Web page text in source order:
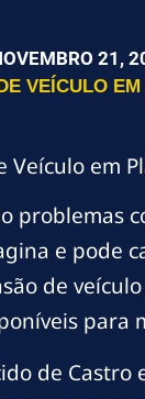
21,
VEÍCULO
Veículo em
problemas
e pode
de
para
de